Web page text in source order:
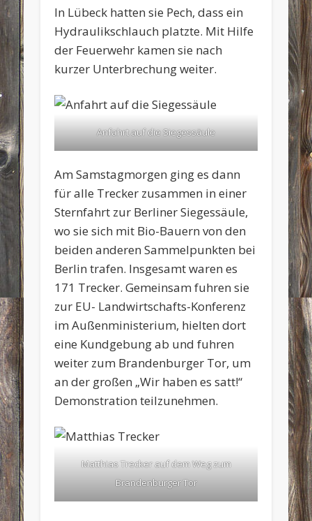
In Lübeck hatten sie Pech, dass ein
Hydraulikschlauch platzte. Mit Hilfe
der Feuerwehr kamen sie nach
kurzer Unterbrechung weiter.
Anfahrt auf die Siegessäule
Am Samstagmorgen ging es dann
für alle Trecker zusammen in einer
Sternfahrt zur Berliner Siegessäule,
wo sie sich mit Bio-Bauern von den
beiden anderen Sammelpunkten bei
Berlin trafen. Insgesamt waren es
171 Trecker. Gemeinsam fuhren sie
zur EU- Landwirtschafts-Konferenz
im Außenministerium, hielten dort
eine Kundgebung ab und fuhren
weiter zum Brandenburger Tor, um
an der großen „Wir haben es satt!“
Demonstration teilzunehmen.
Matthias Trecker auf dem Weg zum
Brandenburger Tor